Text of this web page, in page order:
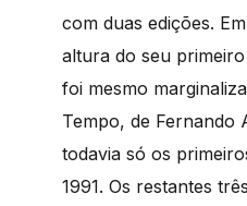
com duas edições.
altura do seu
foi mesmo
Tempo, de Fernando
todavia só os
1991. Os restantes